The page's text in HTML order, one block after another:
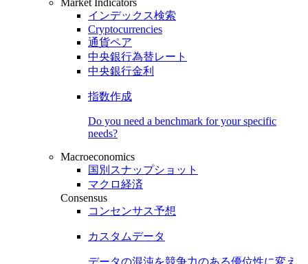
Market Indicators
インデックス検索
Cryptocurrencies
通貨ペア
中央銀行為替レート
中央銀行金利
指数作成
Do you need a benchmark for your specific
needs?
Macroeconomics
国別スナップショット
マクロ経済
Consensus
コンセンサス予想
カスタムデータ
データの混沌を競争力のある優位性に変え